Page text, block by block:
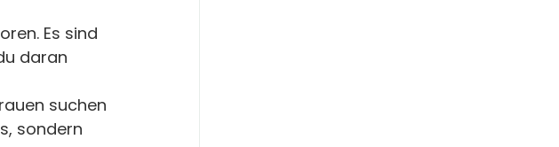
Es sind
daran
suchen
sondern